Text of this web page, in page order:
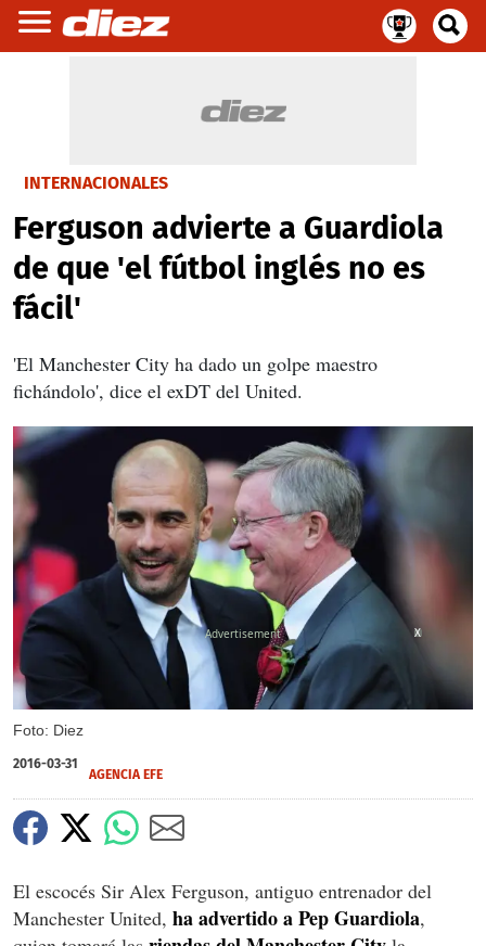
INTERNACIONALES
Ferguson advierte a Guardiola
de que 'el fútbol inglés no es
fácil'
'El Manchester City ha dado un golpe maestro
fichándolo', dice el exDT del United.
Foto: Diez
X
2016-03-31
AGENCIA EFE
El escocés Sir Alex Ferguson, antiguo entrenador del
Manchester United, ha advertido a Pep Guardiola,